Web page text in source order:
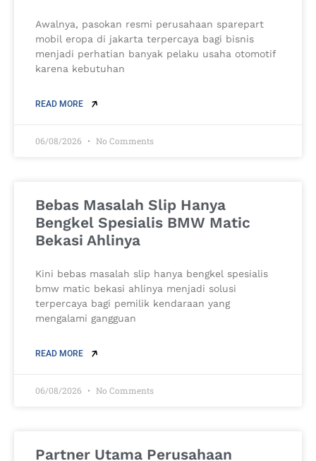
Awalnya, pasokan resmi perusahaan sparepart
mobil eropa di jakarta terpercaya bagi bisnis
menjadi perhatian banyak pelaku usaha otomotif
karena kebutuhan
READ MORE
06/08/2026 No Comments
Bebas Masalah Slip Hanya
Bengkel Spesialis BMW Matic
Bekasi Ahlinya
Kini bebas masalah slip hanya bengkel spesialis
bmw matic bekasi ahlinya menjadi solusi
terpercaya bagi pemilik kendaraan yang
mengalami gangguan
READ MORE
06/08/2026 No Comments
Partner Utama Perusahaan